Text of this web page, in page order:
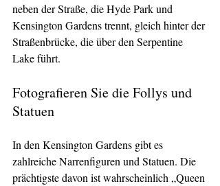
neben der Straße, die Hyde Park und
Kensington Gardens trennt, gleich hinter der
Straßenbrücke, die über den Serpentine
Lake führt.
Fotografieren Sie die Follys und
Statuen
In den Kensington Gardens gibt es
zahlreiche Narrenfiguren und Statuen. Die
prächtigste davon ist wahrscheinlich „Queen